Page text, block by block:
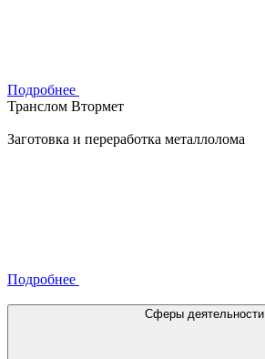
Подробнее
Транслом Втормет
Заготовка и переработка металлолома
Подробнее
Сферы деятельности